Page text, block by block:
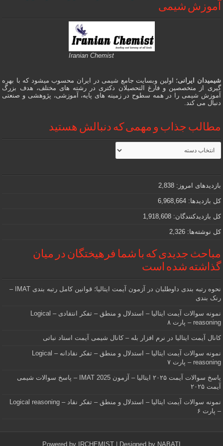
آموزش شیمی
Iranian Chemist
شیمیدان ایرانی؛ اولین وبسایت جامع شیمی در ایران محسوب میشود که با بهره
گیری از متخصصین و فارغ التحصیلان دکتری در رشته های مختلف، هدف بزرگ
آموزش شیمی را در همه سطوح در زمینه های پایه، آموزشی، پژوهشی و صنعتی
دنبال می کند.
مطالب جذاب و مهمی که دنبالش هستید
مطالب
جذاب
و
که
دنبالش
هستید
بازدیدهای امروز:2,838
کل بازدیدها:6,968,664
کل بازدیدکنند‌گان:1,918,608
کل نوشته‌ها:2,326
مباحث جدیدی که با شما فرهیختگان در میان
گذاشته شده است
نحوه رتبه بندی داوطلبان در آزمون آیمت ایتالیا؛ قوانین کامل رتبه بندی IMAT –
رنک بندی
نمونه سوالات آیمت ایتالیا – استدلال و منطق – تفکر انتقادی – Logical
reasoning – پارت ۸
کانال آیمت ایتالیا در نرم افزار بله – کانال شیمی آیمت استاد نباتی
نمونه سوالات آیمت ایتالیا – استدلال و منطق – تفکر نقادانه – Logical
reasoning – پارت ۷
پاسخ سوالات آیمت ۲۰۲۵ ایتالیا – آزمون IMAT 2025 – پاسخ سوالات شیمی
آیمت ۲۰۲۵
نمونه سوالات آیمت ایتالیا – استدلال و منطق – تفکر نقاد – Logical reasoning
– پارت ۶
Powered by IRCHEMIST | Designed by NABATI